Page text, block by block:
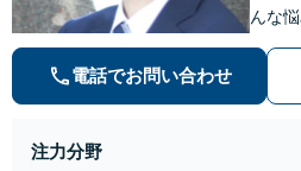
んな
能！
性】
電話でお問い合わせ
注力分野